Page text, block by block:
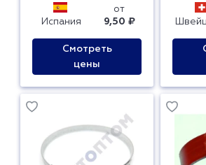
Испания
от
9,50 ₽
Смотреть
цены